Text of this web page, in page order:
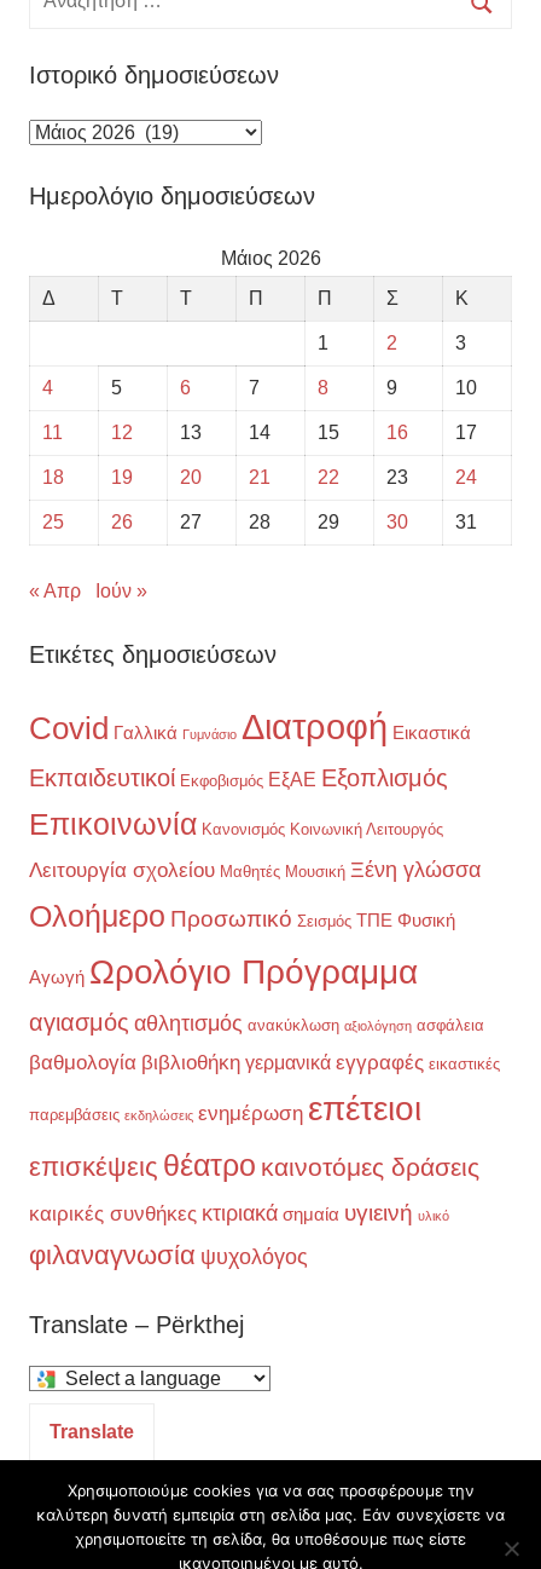
Ιστορικό δημοσιεύσεων
Ιστορικό
Ημερολόγιο δημοσιεύσεων
Μάιος 2026
Δ
Τ Τ Π Π Σ Κ
1 2 3
4 5 6 7 8 9 10
11 12 13 14 15 16 17
18 19 20 21 22 23 24
25 26 27 28 29 30 31
« Απρ Ιούν »
Ετικέτες δημοσιεύσεων
Covid Γαλλικά Γυμνάσιο Διατροφή Εικαστικά
Εκπαιδευτικοί Εκφοβισμός ΕξΑΕ Εξοπλισμός
Επικοινωνία Κανονισμός Κοινωνική Λειτουργός
Λειτουργία σχολείου Μαθητές Μουσική Ξένη γλώσσα
Ολοήμερο Προσωπικό Σεισμός ΤΠΕ Φυσική
Αγωγή Ωρολόγιο Πρόγραμμα
αγιασμός αθλητισμός ανακύκλωση αξιολόγηση ασφάλεια
βαθμολογία βιβλιοθήκη γερμανικά εγγραφές εικαστικές
παρεμβάσεις εκδηλώσεις ενημέρωση επέτειοι
επισκέψεις θέατρο καινοτόμες δράσεις
καιρικές συνθήκες κτιριακά σημαία υγιεινή υλικό
φιλαναγνωσία ψυχολόγος
Translate – Përkthej
Select
translate
Translate
Θέμα WordPress: Chronus από ThemeZee.
Χρησιμοποιούμε cookies για να σας προσφέρουμε την
καλύτερη δυνατή εμπειρία στη σελίδα μας. Εάν συνεχίσετε να
χρησιμοποιείτε τη σελίδα, θα υποθέσουμε πως είστε
ικανοποιημένοι με αυτό.